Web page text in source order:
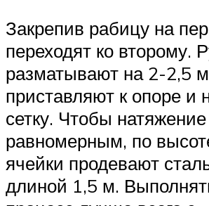
Закрепив рабицу на
переходят ко второму.
разматывают на 2-2,5
приставляют к опоре и
сетку. Чтобы
равномерным, по
ячейки продевают
длиной 1,5 м.